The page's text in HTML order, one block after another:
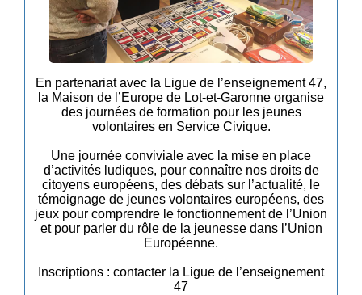
En partenariat avec la Ligue de l’enseignement 47,
la Maison de l’Europe de Lot-et-Garonne organise
des journées de formation pour les jeunes
volontaires en Service Civique.
Une journée conviviale avec la mise en place
d’activités ludiques, pour connaître nos droits de
citoyens européens, des débats sur l’actualité, le
témoignage de jeunes volontaires européens, des
jeux pour comprendre le fonctionnement de l’Union
et pour parler du rôle de la jeunesse dans l’Union
Européenne.
Inscriptions : contacter la Ligue de l’enseignement
47